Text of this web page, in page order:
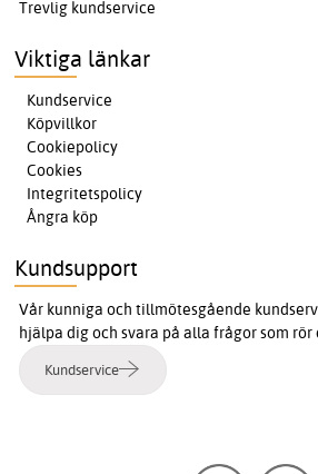
Trevlig kundservice
Viktiga länkar
Kundservice
Köpvillkor
Cookiepolicy
Cookies
Integritetspolicy
Ångra köp
Kundsupport
Vår kunniga och tillmötesgående
hjälpa dig och svara på alla frågor som rör
Kundservice